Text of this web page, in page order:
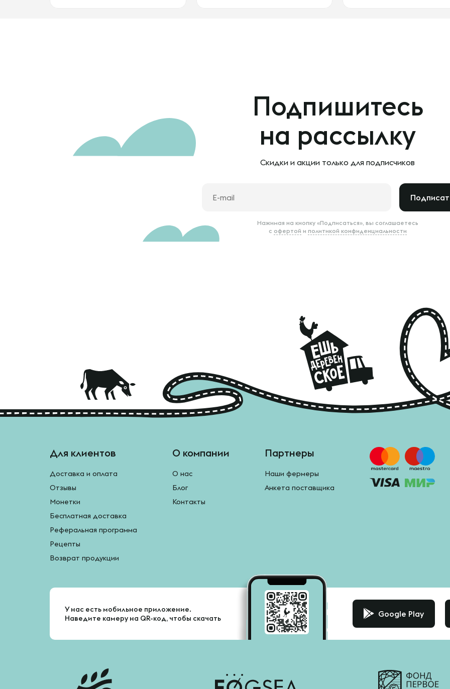
Подпишитесь
на рассылку
Скидки и акции только для подписчиков
Нажимая на кнопку «Подписаться», вы соглашаетесь
с офертой и политикой конфиденциальности
Для клиентов
Доставка и оплата
Отзывы
Монетки
Бесплатная доставка
Реферальная программа
Рецепты
Возврат продукции
О компании
О нас
Блог
Контакты
Партнеры
Наши фермеры
Анкета поставщика
У нас есть мобильное приложение.
Наведите камеру на QR-код, чтобы скачать
Google Play